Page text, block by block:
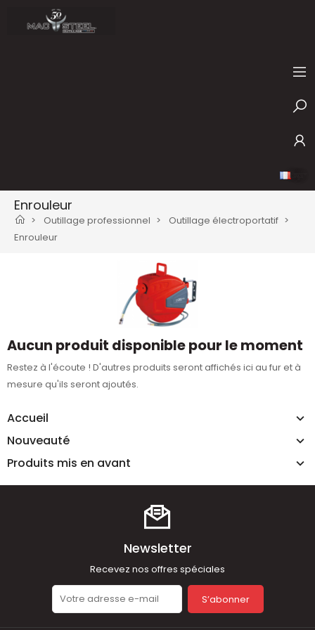
Français
Enrouleur
Outillage professionnel
Outillage électroportatif
Enrouleur
Accueil
Nouveauté
Produits mis en avant
Aucun produit disponible pour le moment
Restez à l'écoute ! D'autres produits seront affichés ici au fur et à
mesure qu'ils seront ajoutés.
Newsletter
Recevez nos offres spéciales
S’abonner